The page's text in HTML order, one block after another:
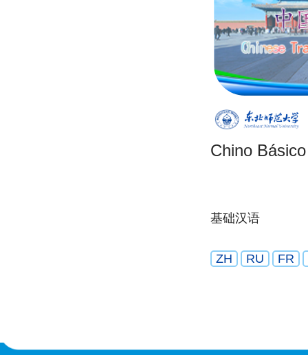
Chino Básico
基础汉语
ZH RU FR